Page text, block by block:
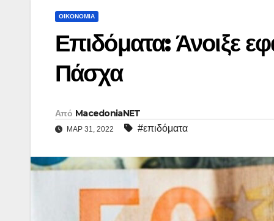
ΟΙΚΟΝΟΜΊΑ
Επιδόματα: Άνοιξε
Πάσχα
Από MacedoniaNET
ΜΑΡ 31, 2022 #επιδόματα